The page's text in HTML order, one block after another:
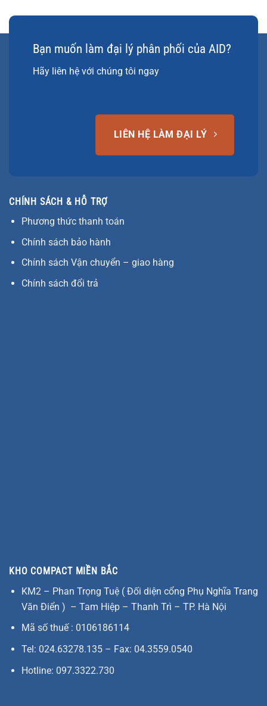
Bạn muốn làm đại lý phân phối của AID?
Hãy liên hệ với chúng tôi ngay
LIÊN HỆ LÀM ĐẠI LÝ
CHÍNH SÁCH & HỖ TRỢ
Phương thức thanh toán
Chính sách bảo hành
Chính sách Vận chuyển – giao hàng
Chính sách đổi trả
KHO COMPACT MIỀN BẮC
KM2 – Phan Trọng Tuệ ( Đối diện cổng Phụ Nghĩa Trang
Văn Điển ) – Tam Hiệp – Thanh Trì – TP. Hà Nội
Mã số thuế : 0106186114
Tel: 024.63278.135 – Fax: 04.3559.0540
Hotline: 097.3322.730